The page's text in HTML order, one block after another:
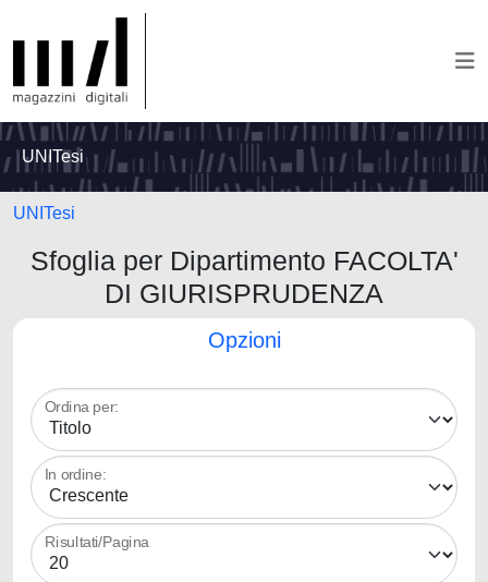
UNITesi
UNITesi
Sfoglia per Dipartimento FACOLTA'
DI GIURISPRUDENZA
Opzioni
Ordina per:
In ordine:
Risultati/Pagina